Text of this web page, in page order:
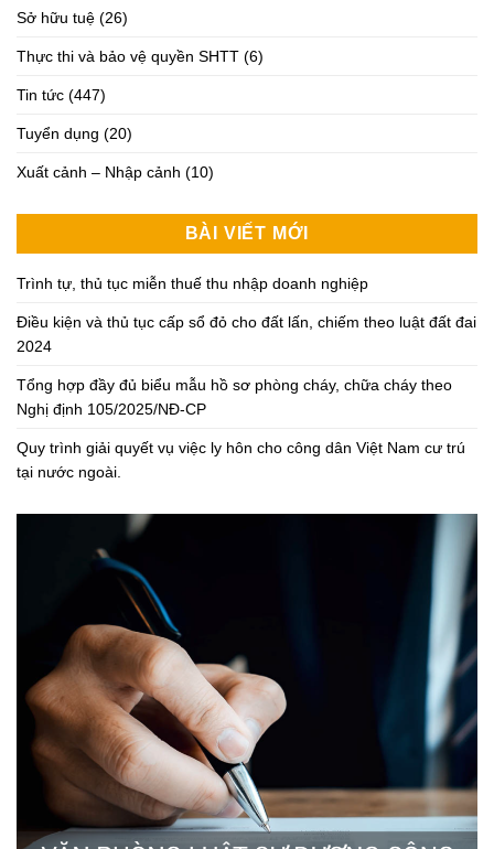
Sở hữu tuệ (26)
Thực thi và bảo vệ quyền SHTT (6)
Tin tức (447)
Tuyển dụng (20)
Xuất cảnh – Nhập cảnh (10)
BÀI VIẾT MỚI
Trình tự, thủ tục miễn thuế thu nhập doanh nghiệp
Điều kiện và thủ tục cấp sổ đỏ cho đất lấn, chiếm theo luật đất đai
2024
Tổng hợp đầy đủ biểu mẫu hồ sơ phòng cháy, chữa cháy theo
Nghị định 105/2025/NĐ-CP
Quy trình giải quyết vụ việc ly hôn cho công dân Việt Nam cư trú
tại nước ngoài.